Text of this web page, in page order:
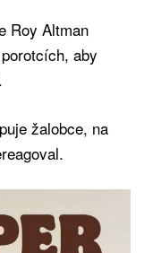
Roy Altman
aby
žalobce, na